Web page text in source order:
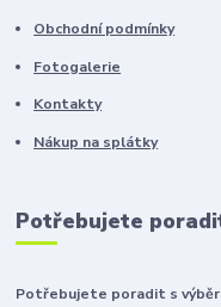
Obchodní podmínky
Fotogalerie
Kontakty
Nákup na splátky
Potřebujete
Potřebujete poradit s